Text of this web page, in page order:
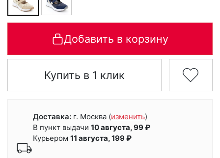
Добавить в корзину
Купить в 1 клик
Доставка: г. Москва (изменить)
В пункт выдачи 10 августа, 99 ₽
Курьером 11 августа, 199 ₽